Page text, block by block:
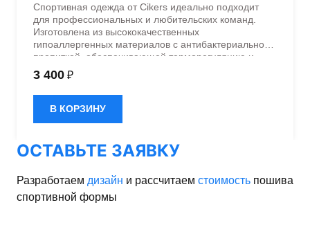
Спортивная одежда от Cikers идеально подходит
для профессиональных и любительских команд.
Изготовлена из высококачественных
гипоаллергенных материалов с антибактериальной
пропиткой, обеспечивающей терморегуляцию и
быстрое влагоотведение. Одежда обладает
эластичностью в 5 направлениях и стильным
дизайном.
3 400 ₽
В КОРЗИНУ
ОСТАВЬТЕ ЗАЯВКУ
Разработаем дизайн и рассчитаем стоимость пошива
спортивной формы